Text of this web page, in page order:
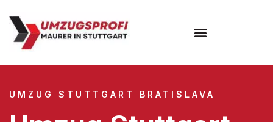
UMZUG STUTTGART BRATISLAVA